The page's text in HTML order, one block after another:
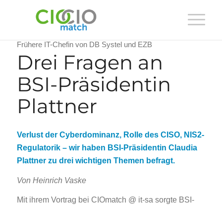
Frühere IT-Chefin von DB Systel und EZB
Drei Fragen an
BSI-Präsidentin
Plattner
Verlust der Cyberdominanz, Rolle des CISO, NIS2-
Regulatorik – wir haben BSI-Präsidentin Claudia
Plattner zu drei wichtigen Themen befragt.
Von Heinrich Vaske
Mit ihrem Vortrag bei CIOmatch @ it-sa sorgte BSI-